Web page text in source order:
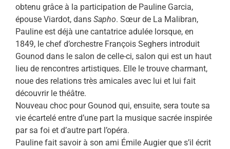
obtenu grâce à la participation de Pauline Garcia,
épouse Viardot, dans Sapho. Sœur de La Malibran,
Pauline est déjà une cantatrice adulée lorsque, en
1849, le chef d’orchestre François Seghers introduit
Gounod dans le salon de celle-ci, salon qui est un haut
lieu de rencontres artistiques. Elle le trouve charmant,
noue des relations très amicales avec lui et lui fait
découvrir le théâtre.
Nouveau choc pour Gounod qui, ensuite, sera toute sa
vie écartelé entre d’une part la musique sacrée inspirée
par sa foi et d’autre part l’opéra.
Pauline fait savoir à son ami Émile Augier que s’il écrit